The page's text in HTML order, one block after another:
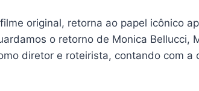
original, retorna ao papel icônico
o retorno de Monica Bellucci,
diretor e roteirista, contando com